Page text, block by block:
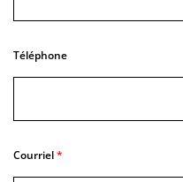
Téléphone
Courriel